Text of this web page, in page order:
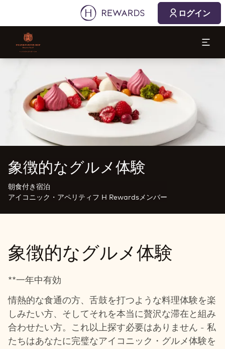
ログイン
スライド1 1
象徴的なグルメ体験
朝食付き宿泊
アイコニック・アペリティフ H Rewardsメンバー
象徴的なグルメ体験
**一年中有効
情熱的な食通の方、舌鼓を打つような料理体験を楽
しみたい方、そしてそれを本当に贅沢な滞在と組み
合わせたい方。これ以上探す必要はありません - 私
たちはあなたに完璧なアイコニック・グルメ体験を